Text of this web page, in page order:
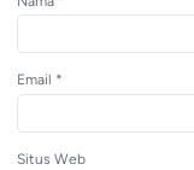
Email *
Situs Web